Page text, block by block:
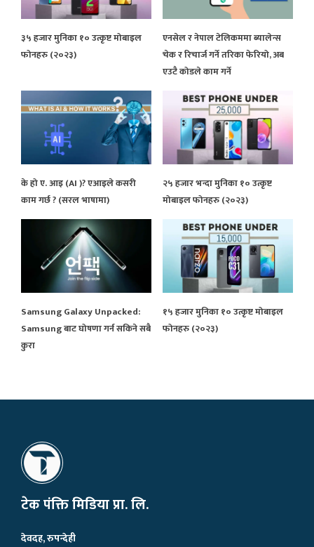
३५ हजार मुनिका १० उत्कृष्ट मोबाइल
फोनहरु (२०२३)
एनसेल र नेपाल टेलिकममा ब्यालेन्स
चेक र रिचार्ज गर्ने तरिका फेरियो, अब
एउटै कोडले काम गर्ने
के हो ए. आइ (AI )? एआइले कसरी
काम गर्छ ? (सरल भाषामा)
२५ हजार भन्दा मुनिका १० उत्कृष्ट
मोबाइल फोनहरु (२०२३)
Samsung Galaxy Unpacked:
Samsung बाट घोषणा गर्न सकिने सबै
कुरा
१५ हजार मुनिका १० उत्कृष्ट मोबाइल
फोनहरु (२०२३)
टेक पंक्ति मिडिया प्रा. लि.
देवदह, रुपन्देही